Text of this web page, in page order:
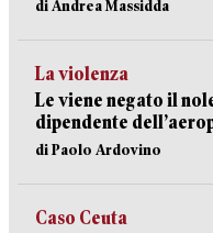
di Andrea Massidda
La violenza
Le viene negato il
dipendente
di Paolo Ardovino
Caso Ceuta